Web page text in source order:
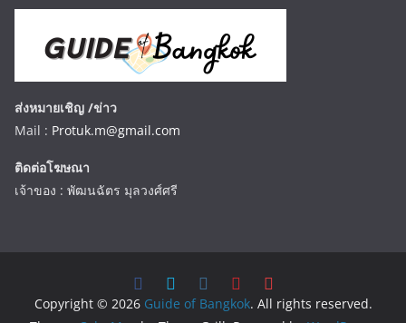
ส่งหมายเชิญ /ข่าว
Mail : Protuk.m@gmail.com
ติดต่อโฆษณา
เจ้าของ : พัฒนฉัตร มุลวงศ์ศรี
Copyright © 2026 Guide of Bangkok. All rights reserved.